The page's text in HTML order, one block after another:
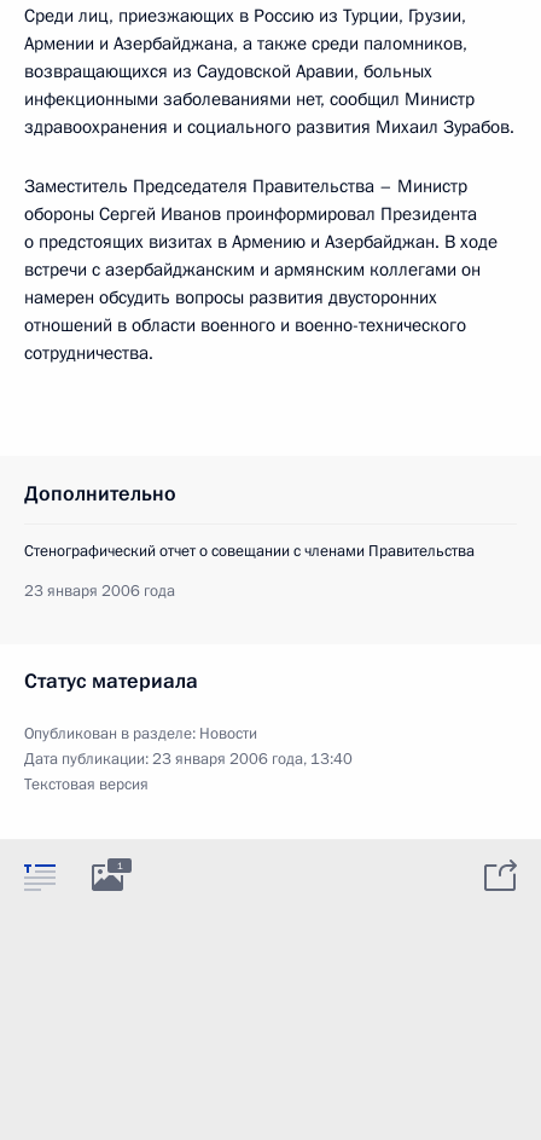
Среди лиц, приезжающих в Россию из Турции, Грузии,
Армении и Азербайджана, а также среди паломников,
возвращающихся из Саудовской Аравии, больных
инфекционными заболеваниями нет, сообщил Министр
здравоохранения и социального развития Михаил Зурабов.
Заместитель Председателя Правительства – Министр
обороны Сергей Иванов проинформировал Президента
о предстоящих визитах в Армению и Азербайджан. В ходе
встречи с азербайджанским и армянским коллегами он
намерен обсудить вопросы развития двусторонних
отношений в области военного и военно-технического
сотрудничества.
Дополнительно
Стенографический отчет о совещании с членами Правительства
23 января 2006 года
Статус материала
Опубликован в разделе: Новости
Дата публикации:23 января 2006 года, 13:40
Текстовая версия
1